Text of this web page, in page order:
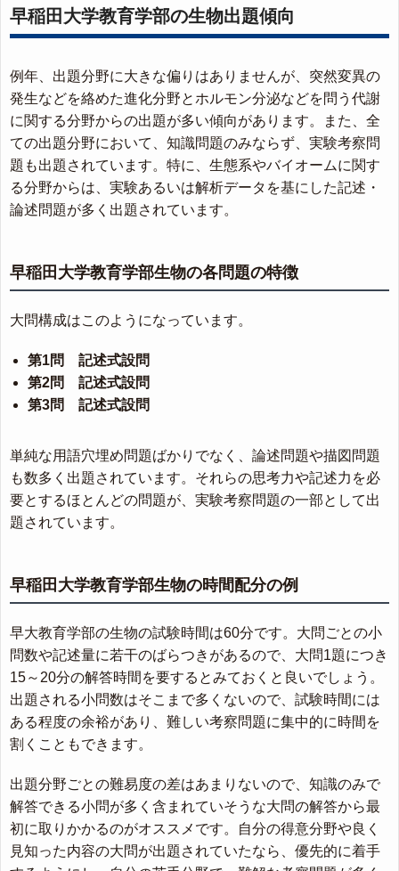
早稲田大学教育学部の生物出題傾向
例年、出題分野に大きな偏りはありませんが、突然変異の
発生などを絡めた進化分野とホルモン分泌などを問う代謝
に関する分野からの出題が多い傾向があります。また、全
ての出題分野において、知識問題のみならず、実験考察問
題も出題されています。特に、生態系やバイオームに関す
る分野からは、実験あるいは解析データを基にした記述・
論述問題が多く出題されています。
早稲田大学教育学部生物の各問題の特徴
大問構成はこのようになっています。
第1問 記述式設問
第2問 記述式設問
第3問 記述式設問
単純な用語穴埋め問題ばかりでなく、論述問題や描図問題
も数多く出題されています。それらの思考力や記述力を必
要とするほとんどの問題が、実験考察問題の一部として出
題されています。
早稲田大学教育学部生物の時間配分の例
早大教育学部の生物の試験時間は60分です。大問ごとの小
問数や記述量に若干のばらつきがあるので、大問1題につき
15～20分の解答時間を要するとみておくと良いでしょう。
出題される小問数はそこまで多くないので、試験時間には
ある程度の余裕があり、難しい考察問題に集中的に時間を
割くこともできます。
出題分野ごとの難易度の差はあまりないので、知識のみで
解答できる小問が多く含まれていそうな大問の解答から最
初に取りかかるのがオススメです。自分の得意分野や良く
見知った内容の大問が出題されていたなら、優先的に着手